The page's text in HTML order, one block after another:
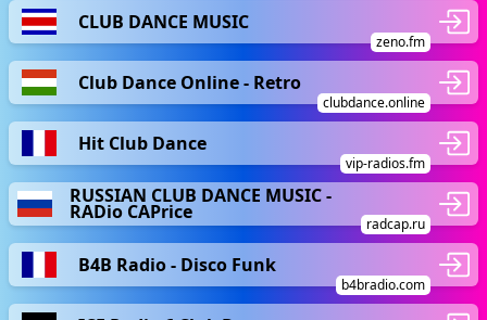
CLUB DANCE MUSIC
zeno.fm
Club Dance Online - Retro
clubdance.online
Hit Club Dance
vip-radios.fm
RUSSIAN CLUB DANCE MUSIC -
RADio CAPrice
radcap.ru
B4B Radio - Disco Funk
b4bradio.com